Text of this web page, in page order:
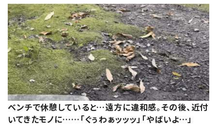
ベンチで休憩していると…遠方に違和感。その後、近付
いてきたモノに……「ぐぅわぁッッッ」「やばいよ…」